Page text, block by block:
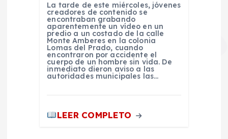
La tarde de este miércoles, jóvenes
creadores de contenido se
encontraban grabando
aparentemente un vídeo en un
predio a un costado de la calle
Monte Amberes en la colonia
Lomas del Prado, cuando
encontraron por accidente el
cuerpo de un hombre sin vida. De
inmediato dieron aviso a las
autoridades municipales las…
LEER COMPLETO